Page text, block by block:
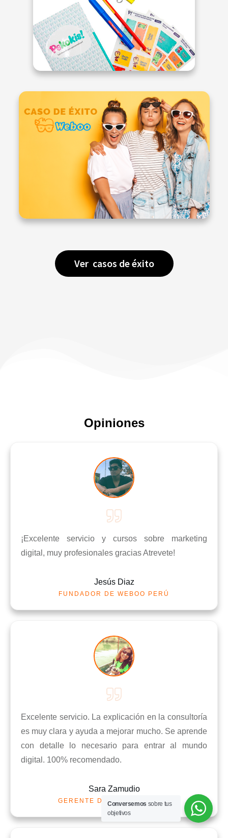
Ver casos de éxito
Opiniones
¡Excelente servicio y cursos sobre marketing
digital, muy profesionales gracias Atrevete!
Jesús Diaz
FUNDADOR DE WEBOO PERÚ
Excelente servicio. La explicación en la consultoría
es muy clara y ayuda a mejorar mucho. Se aprende
con detalle lo necesario para entrar al mundo
digital. 100% recomendado.
Sara Zamudio
GERENT E DE SAJARAH PERÚ
Conversemos sobre tus
objetivos